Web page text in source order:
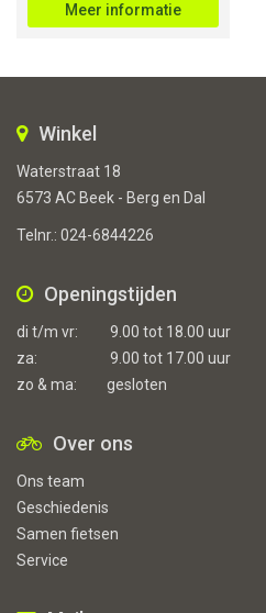
Meer informatie
Winkel
Waterstraat 18
6573 AC Beek - Berg en Dal
Telnr.: 024-6844226
Openingstijden
di t/m vr:
9.00 tot 18.00 uur
za:
9.00 tot 17.00 uur
zo & ma:
gesloten
Over ons
Ons team
Geschiedenis
Samen fietsen
Service